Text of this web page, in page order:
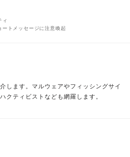
ィ
トメッセージに注意喚起
します。マルウェアやフィッシングサイ
クティビストなども網羅します。